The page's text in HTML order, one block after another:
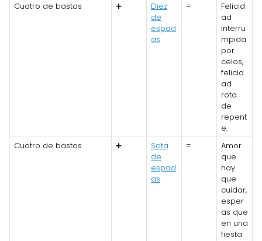
Cuatro de bastos
➕
Diez
de
espad
as
=
Felicid
ad
interru
mpida
por
celos,
felicid
ad
rota
de
repent
e.
Cuatro de bastos
➕
Sota
de
espad
as
=
Amor
que
hay
que
cuidar,
esper
as que
en una
fiesta